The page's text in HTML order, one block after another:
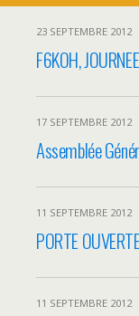
23 SEPTEMBRE 2012
F6KOH,
17 SEPTEMBRE 2012
Assemblée
11 SEPTEMBRE 2012
PORTE
11 SEPTEMBRE 2012